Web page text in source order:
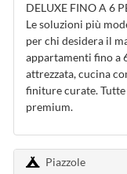
DELUXE FINO A 6
Le soluzioni più
per chi desidera il
appartamenti fino a
attrezzata, cucina
finiture curate.
premium.
Piazzole